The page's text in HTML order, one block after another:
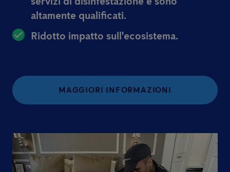
altamente qualificati.
Ridotto impatto sull'ecosistema.
MAGGIORI INFORMAZIONI